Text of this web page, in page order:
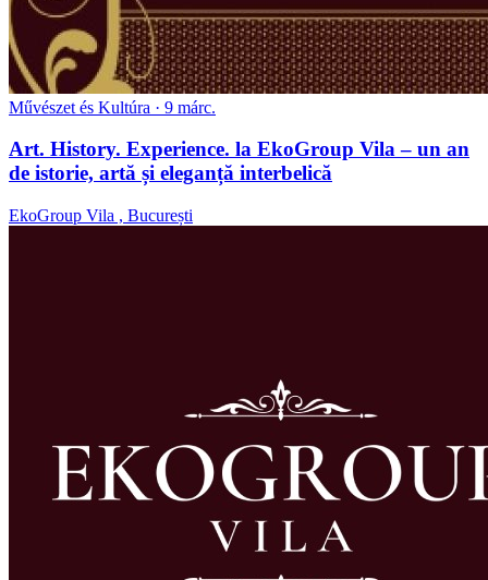
Művészet és Kultúra · 9 márc.
Art. History. Experience. la EkoGroup Vila – un an
de istorie, artă și eleganță interbelică
EkoGroup Vila , București